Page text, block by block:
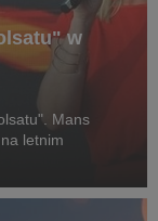
w
Mans
letnim